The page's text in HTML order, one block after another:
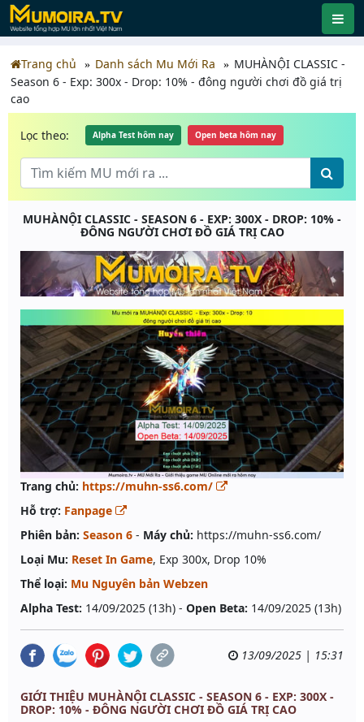
Trang chủ Danh sách Mu Mới Ra
MUHÀNỘI CLASSIC -
Season 6 - Exp: 300x - Drop: 10% - đông người chơi đồ giá trị
cao
Lọc theo: Alpha Test hôm nay Open beta hôm nay
MUHÀNỘI CLASSIC - SEASON 6 - EXP: 300X - DROP: 10% -
ĐÔNG NGƯỜI CHƠI ĐỒ GIÁ TRỊ CAO
Trang chủ: https://muhn-ss6.com/
Hỗ trợ: Fanpage
Phiên bản: Season 6 - Máy chủ: https://muhn-ss6.com/
Loại Mu: Reset In Game, Exp 300x, Drop 10%
Thể loại: Mu Nguyên bản Webzen
Alpha Test: 14/09/2025 (13h) - Open Beta: 14/09/2025 (13h)
13/09/2025 | 15:31
GIỚI THIỆU MUHÀNỘI CLASSIC - SEASON 6 - EXP: 300X -
DROP: 10% - ĐÔNG NGƯỜI CHƠI ĐỒ GIÁ TRỊ CAO